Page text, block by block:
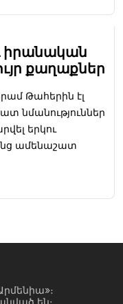
իրանական
քաղաքներ
Թահերին էլ
նմանություններ
երկու
ամենաշատ